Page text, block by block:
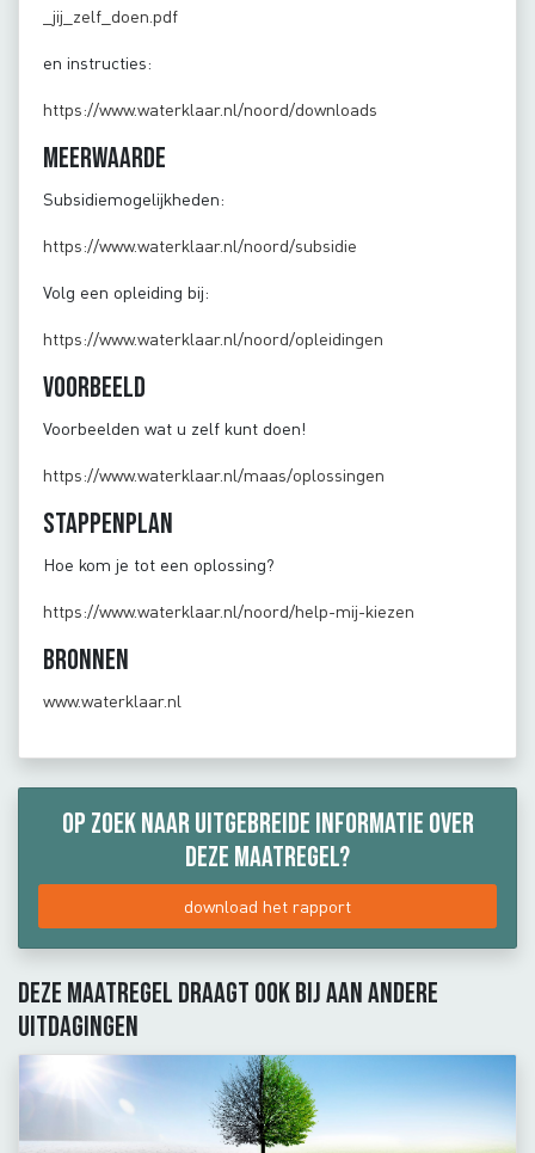
_jij_zelf_doen.pdf
en instructies:
https://www.waterklaar.nl/noord/downloads
Meerwaarde
Subsidiemogelijkheden:
https://www.waterklaar.nl/noord/subsidie
Volg een opleiding bij:
https://www.waterklaar.nl/noord/opleidingen
Voorbeeld
Voorbeelden wat u zelf kunt doen!
https://www.waterklaar.nl/maas/oplossingen
Stappenplan
Hoe kom je tot een oplossing?
https://www.waterklaar.nl/noord/help-mij-kiezen
Bronnen
www.waterklaar.nl
Op zoek naar uitgebreide informatie over
deze maatregel?
download het rapport
Deze maatregel draagt ook bij aan andere
uitdagingen